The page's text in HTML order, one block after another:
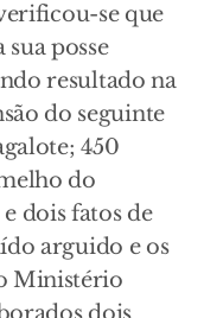
se que
posse
resultado na
do seguinte
450
do
dois fatos de
arguido e os
Ministério